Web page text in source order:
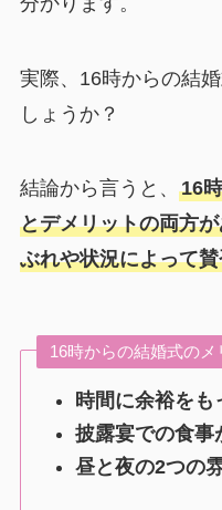
実際、16時からの結
しょうか？
結論から言うと、 16
とデメリットの両方
ぶれや状況によって
16時からの結婚式のメ
時間に余裕を
披露宴での食事
昼と夜の2つの